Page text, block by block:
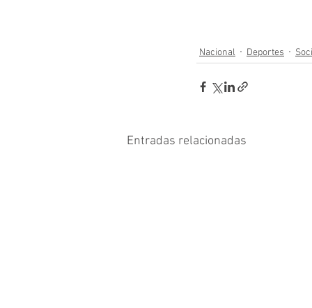
Nacional Deportes
Entradas relacionadas